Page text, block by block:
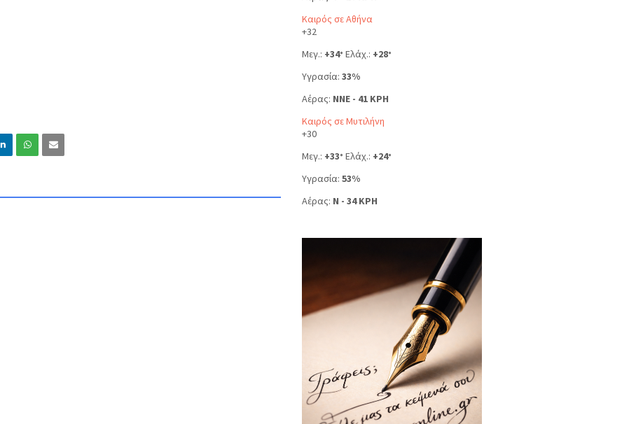
Καιρός σε Αθήνα
+32
Μεγ.: +34° Ελάχ.: +28°
Υγρασία: 33%
Αέρας: NNE - 41 KPH
Καιρός σε Μυτιλήνη
+30
Μεγ.: +33° Ελάχ.: +24°
Υγρασία: 53%
Αέρας: N - 34 KPH